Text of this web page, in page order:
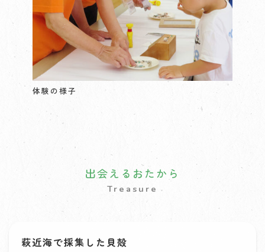
体験の様子
出会えるおたから
Treasure
萩近海で採集した貝殻